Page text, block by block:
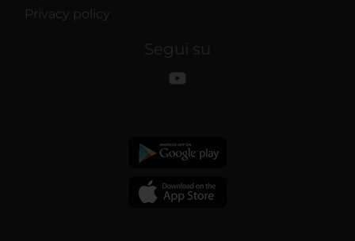
Privacy policy
Segui su